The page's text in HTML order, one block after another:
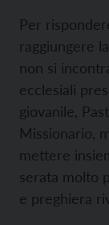
Per
raggiungere
non si
ecclesiali
giovanile,
Missionario,
mettere
serata molto
e preghiera